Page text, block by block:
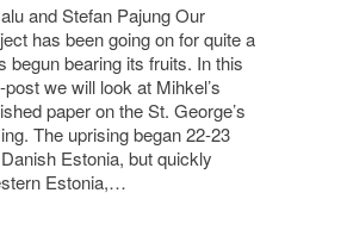
and Stefan Pajung Our
has been going on for quite a
begun bearing its fruits. In this
post we will look at Mihkel’s
paper on the St. George’s
The uprising began 22-23
Estonia, but quickly
Estonia,…